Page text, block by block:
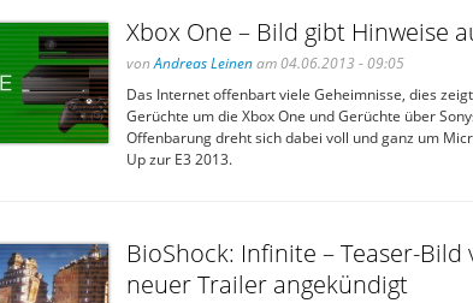
Xbox One – Bild gibt Hinweise
vonAndreas Leinenam 04.06.2013 - 09:05
Das Internet offenbart viele Geheimnisse, dies
Gerüchte um die Xbox One und Gerüchte über
Offenbarung dreht sich dabei voll und ganz um
Up zur E3 2013.
BioShock: Infinite – Teaser-
neuer Trailer angekündigt